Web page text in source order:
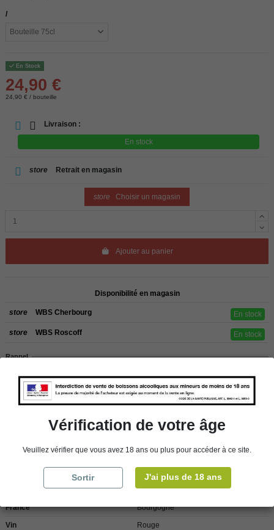
/
En Stock
24,90 €
24,90 € / bouteille
Livraison :
En stock
store Retrait en magasin
store Choisir un magasin
Ajouter au panier
Disponibilité en magasin
store WBS Cherbourg En stock
store WBS Roscoff En stock
Rappel
clients de l’étranger, retrait sur place dans nos magasins de ROSCOFF ou
CHERBOURG.
Détails du produit
France
France Bourgogne
Vin Rouge
Vérification de votre âge
Veuillez vérifier que vous avez 18 ans ou plus pour accéder à ce site.
Sortir J'ai plus de 18 ans